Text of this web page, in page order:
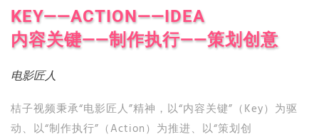
KEY——ACTION——IDEA
内容关键——制作执行——策划创意
电影匠人
桔子视频秉承“电影匠人”精神，以“内容关键”（Key）为驱
动、以“制作执行”（Action）为推进、以“策划创